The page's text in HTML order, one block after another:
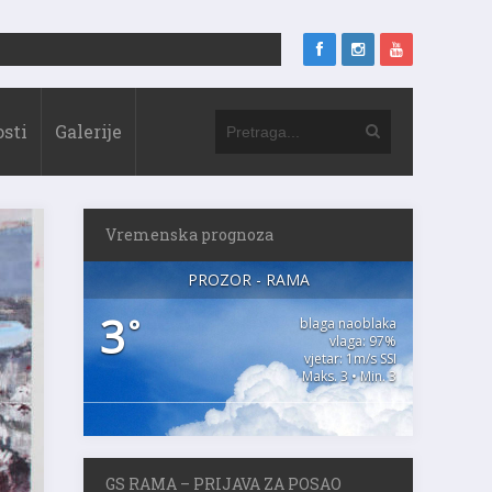
Galerije
Vremenska prognoza
PROZOR - RAMA
3°
blaga naoblaka
vlaga: 97%
vjetar: 1m/s SSI
Maks. 3 • Min. 3
GS RAMA – PRIJAVA ZA POSAO